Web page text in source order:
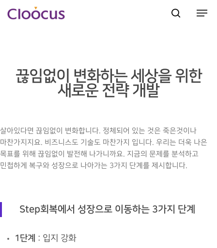
끊임없이 변화하는 세상을 위한
새로운 전략 개발
살아있다면 끊임없이 변화합니다. 정체되어 있는 것은 죽은것이나
마찬가지지요. 비즈니스도 기술도 마찬가지 입니다. 우리는 더욱 나은
목표를 위해 끊임없이 발전해 나가니까요. 지금의 문제를 분석하고
민첩하게 복구와 성장으로 나아가는 3가지 단계를 제시합니다.
Step회복에서 성장으로 이동하는 3가지 단계
1단계 : 입지 강화